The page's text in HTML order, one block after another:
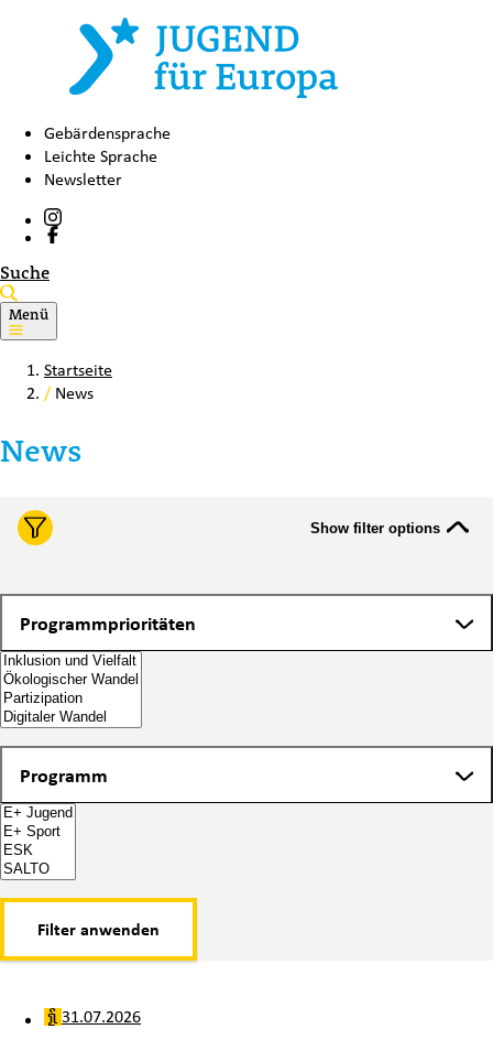
Gebärdensprache
Leichte Sprache
Newsletter
Suche
Menü
Startseite
/ News
News
Show filter options
Programmprioritäten
Programm
Filter anwenden
31.07.2026